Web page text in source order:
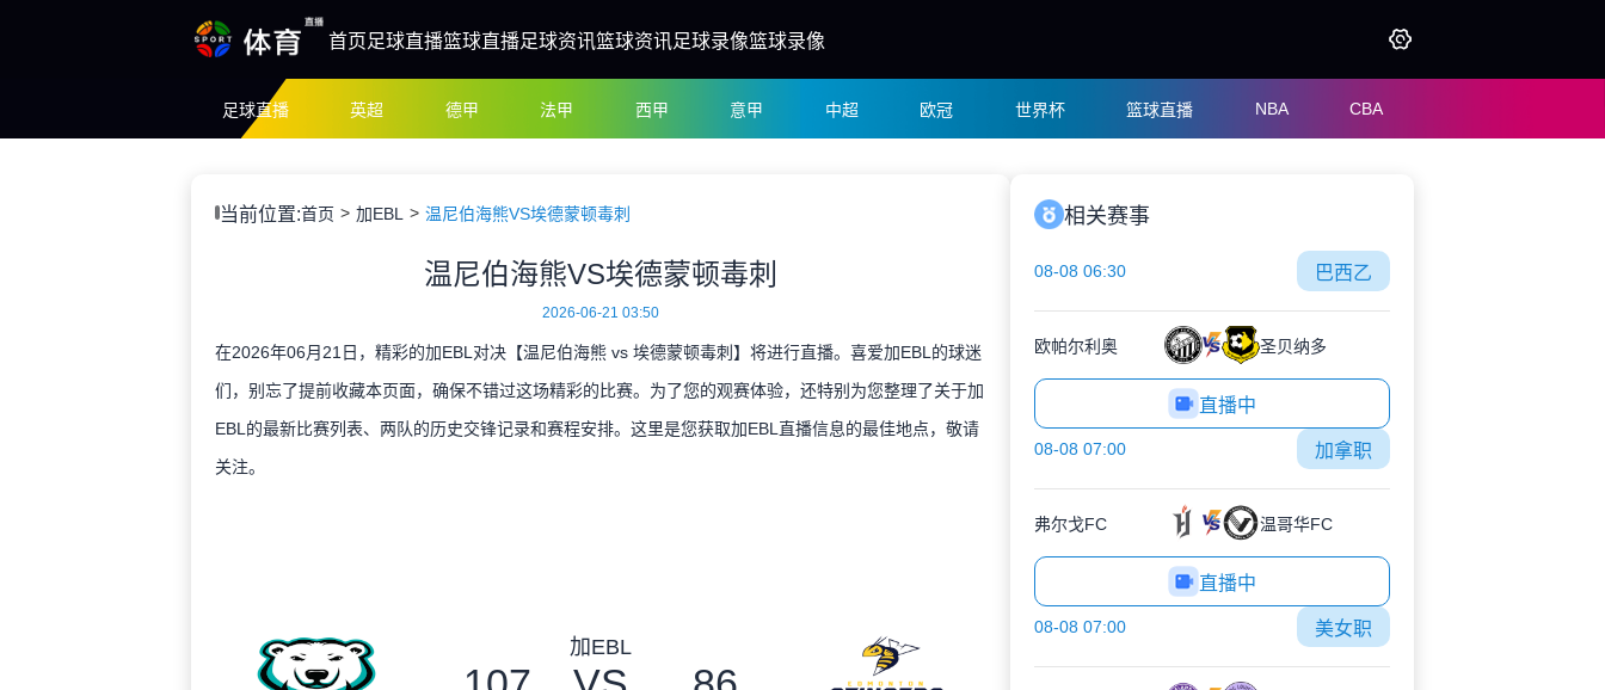
首页足球直播篮球直播足球资讯篮球资讯足球录像篮球录像
足球直播 英超 德甲 法甲 西甲 意甲 中超 欧冠 世界杯 篮球直播 NBA CBA
当前位置:首页 加EBL 温尼伯海熊VS埃德蒙顿毒刺
温尼伯海熊VS埃德蒙顿毒刺
2026-06-21 03:50
在2026年06月21日，精彩的加EBL对决【温尼伯海熊 vs 埃德蒙顿毒刺】将进行直播。喜爱加EBL的球迷
们，别忘了提前收藏本页面，确保不错过这场精彩的比赛。为了您的观赛体验，还特别为您整理了关于加
EBL的最新比赛列表、两队的历史交锋记录和赛程安排。这里是您获取加EBL直播信息的最佳地点，敬请
关注。
加EBL
相关赛事
08-08 06:30 巴西乙
欧帕尔利奥 圣贝纳多
直播中
08-08 07:00 加拿职
弗尔戈FC 温哥华FC
直播中
08-08 07:00 美女职